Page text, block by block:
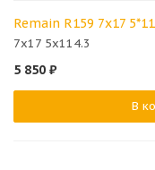
Remain R159 7x17
7x17 5x114.3
5 850 ₽
В